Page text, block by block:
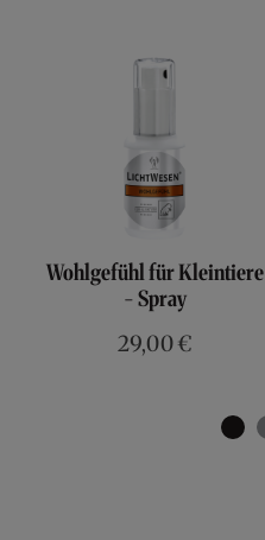
Wohlgefühl für Kleintiere
- Spray
29,00 €